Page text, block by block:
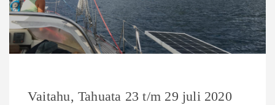
Vaitahu, Tahuata 23 t/m 29 juli 2020